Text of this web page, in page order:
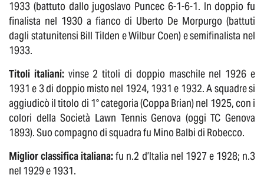
1933 (battuto dallo jugoslavo Puncec 6-1-6-1. In doppio fu
finalista nel 1930 a fianco di Uberto De Morpurgo (battuti
dagli statunitensi Bill Tilden e Wilbur Coen) e semifinalista nel
1933.
Titoli italiani:vinse 2 titoli di doppio maschile nel 1926 e
1931 e 3 di doppio misto nel 1924, 1931 e 1932. A squadre si
aggiudicò il titolo di 1° categoria (Coppa Brian) nel 1925, con i
colori della Società Lawn Tennis Genova (oggi TC Genova
1893). Suo compagno di squadra fu Mino Balbi di Robecco.
Miglior classifica italiana:fu n.2 d’Italia nel 1927 e 1928; n.3
nel 1929 e 1931.